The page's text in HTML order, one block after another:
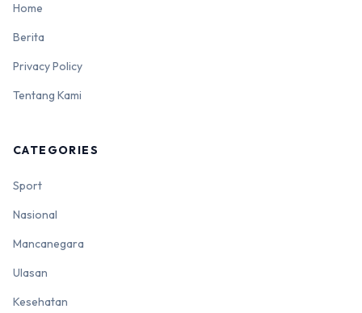
Home
Berita
Privacy Policy
Tentang Kami
CATEGORIES
Sport
Nasional
Mancanegara
Ulasan
Kesehatan